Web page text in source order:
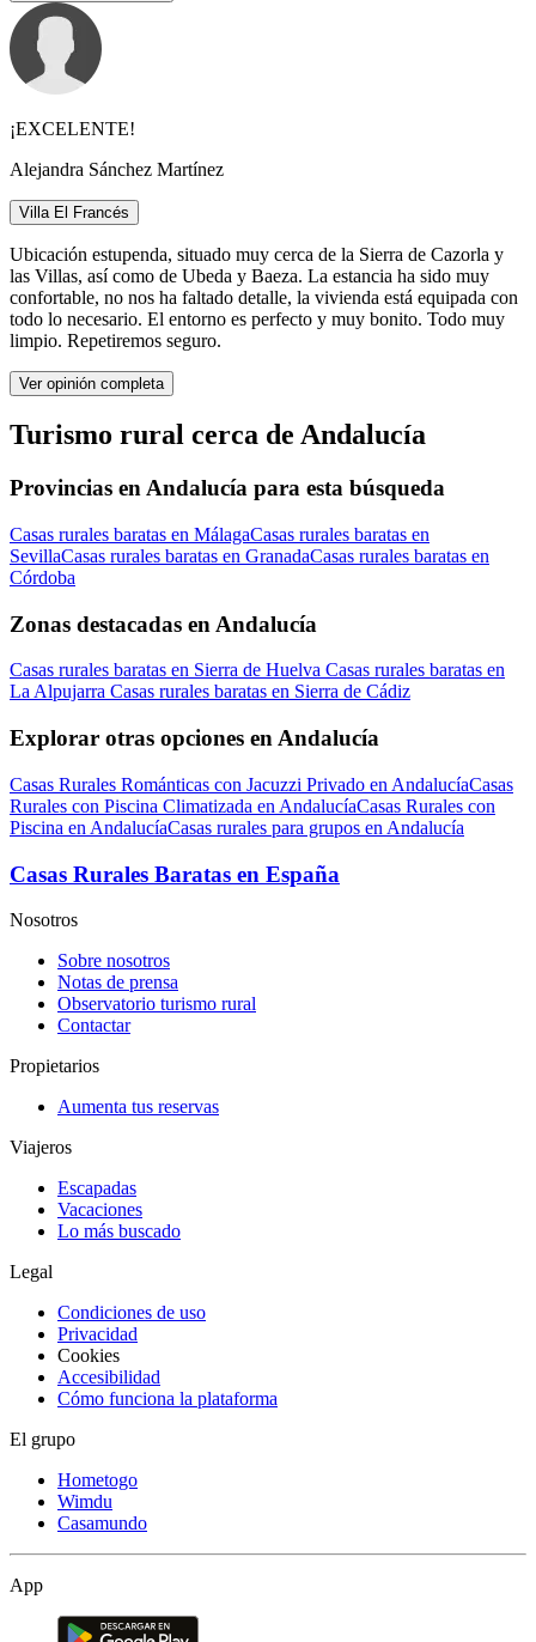
¡EXCELENTE!
Alejandra Sánchez Martínez
Villa El Francés
Ubicación estupenda, situado muy cerca de la Sierra de Cazorla y
las Villas, así como de Ubeda y Baeza. La estancia ha sido muy
confortable, no nos ha faltado detalle, la vivienda está equipada con
todo lo necesario. El entorno es perfecto y muy bonito. Todo muy
limpio. Repetiremos seguro.
Ver opinión completa
Turismo rural cerca de Andalucía
Provincias en Andalucía para esta búsqueda
Casas rurales baratas en MálagaCasas rurales baratas en
SevillaCasas rurales baratas en GranadaCasas rurales baratas en
Córdoba
Zonas destacadas en Andalucía
Casas rurales baratas en Sierra de Huelva Casas rurales baratas en
La Alpujarra Casas rurales baratas en Sierra de Cádiz
Explorar otras opciones en Andalucía
Casas Rurales Románticas con Jacuzzi Privado en AndalucíaCasas
Rurales con Piscina Climatizada en AndalucíaCasas Rurales con
Piscina en AndalucíaCasas rurales para grupos en Andalucía
Casas Rurales Baratas en España
Nosotros
Sobre nosotros
Notas de prensa
Observatorio turismo rural
Contactar
Propietarios
Aumenta tus reservas
Viajeros
Escapadas
Vacaciones
Lo más buscado
Legal
Condiciones de uso
Privacidad
Cookies
Accesibilidad
Cómo funciona la plataforma
El grupo
Hometogo
Wimdu
Casamundo
App